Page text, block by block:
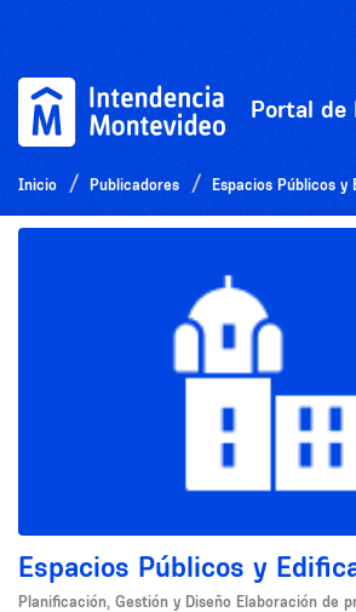
Portal de
Inicio Publicadores Espacios Públicos y
Espacios Públicos y
Planificación, Gestión y Diseño Elaboración de